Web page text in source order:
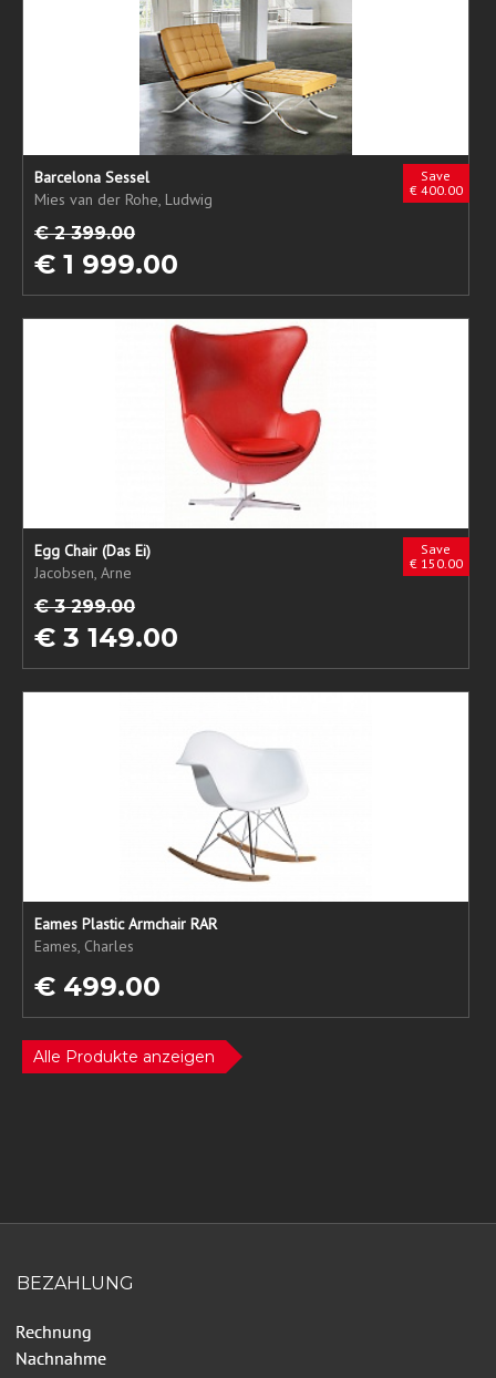
Save
€ 400.00
Barcelona Sessel
Mies van der Rohe, Ludwig
€ 2 399.00
€ 1 999.00
Save
€ 150.00
Egg Chair (Das Ei)
Jacobsen, Arne
€ 3 299.00
€ 3 149.00
Eames Plastic Armchair RAR
Eames, Charles
€ 499.00
Alle Produkte anzeigen
BEZAHLUNG